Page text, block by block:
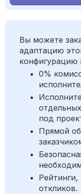
Вы можете
адаптацию
конфигурацию
0%
под
Прямой
Рейтинги,
откликов.